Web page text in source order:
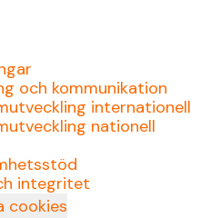
och kommunikation
internationell
nationell
integritet
cookies